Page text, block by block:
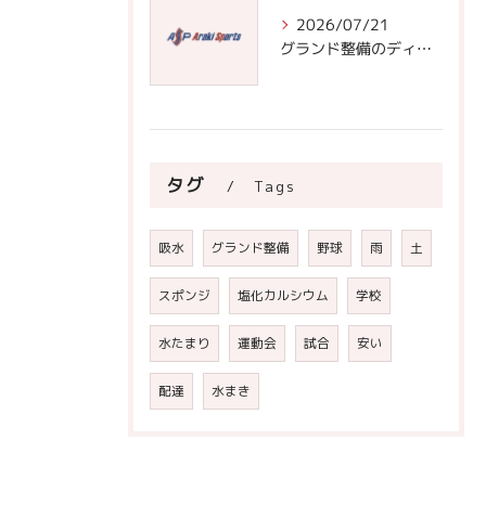
2026/07/21
グランド整備のディスカッションで学ぶ安全なフィールド作りと正しい整備手順の極意
タグ Tags
吸水 グランド整備 野球 雨 土
スポンジ 塩化カルシウム 学校
水たまり 運動会 試合 安い
配達 水まき